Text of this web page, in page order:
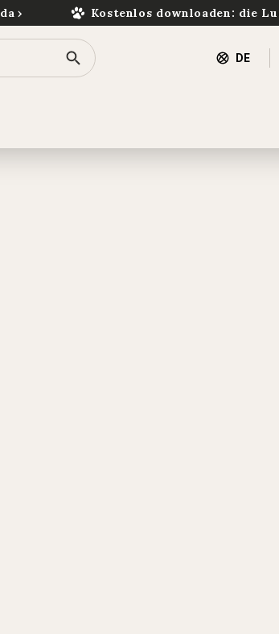
Kostenlos downloaden: die
DE